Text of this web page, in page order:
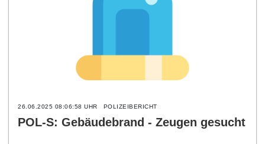
26.06.2025 08:06:58 UHR POLIZEIBERICHT
POL-S: Gebäudebrand - Zeugen gesucht